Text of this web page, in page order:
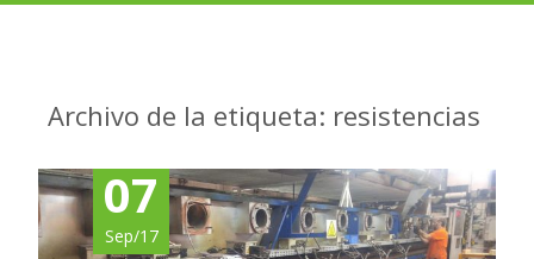
Archivo de la etiqueta: resistencias
07
Sep/17